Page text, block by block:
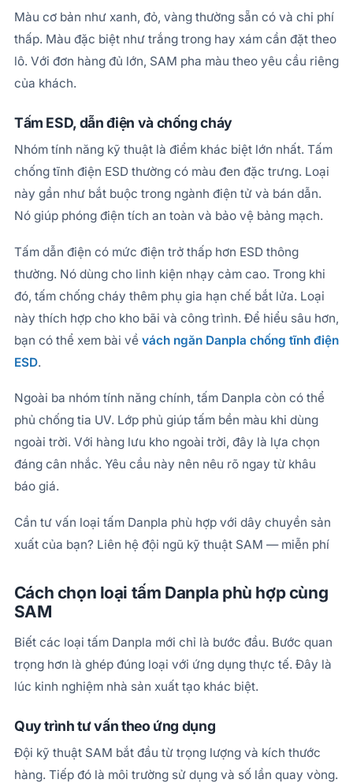
Màu cơ bản như xanh, đỏ, vàng thường sẵn có và chi phí
thấp. Màu đặc biệt như trắng trong hay xám cần đặt theo
lô. Với đơn hàng đủ lớn, SAM pha màu theo yêu cầu riêng
của khách.
Tấm ESD, dẫn điện và chống cháy
Nhóm tính năng kỹ thuật là điểm khác biệt lớn nhất. Tấm
chống tĩnh điện ESD thường có màu đen đặc trưng. Loại
này gần như bắt buộc trong ngành điện tử và bán dẫn.
Nó giúp phóng điện tích an toàn và bảo vệ bảng mạch.
Tấm dẫn điện có mức điện trở thấp hơn ESD thông
thường. Nó dùng cho linh kiện nhạy cảm cao. Trong khi
đó, tấm chống cháy thêm phụ gia hạn chế bắt lửa. Loại
này thích hợp cho kho bãi và công trình. Để hiểu sâu hơn,
bạn có thể xem bài về vách ngăn Danpla chống tĩnh điện
ESD.
Ngoài ba nhóm tính năng chính, tấm Danpla còn có thể
phủ chống tia UV. Lớp phủ giúp tấm bền màu khi dùng
ngoài trời. Với hàng lưu kho ngoài trời, đây là lựa chọn
đáng cân nhắc. Yêu cầu này nên nêu rõ ngay từ khâu
báo giá.
Cần tư vấn loại tấm Danpla phù hợp với dây chuyền sản
xuất của bạn? Liên hệ đội ngũ kỹ thuật SAM — miễn phí
Cách chọn loại tấm Danpla phù hợp cùng
SAM
Biết các loại tấm Danpla mới chỉ là bước đầu. Bước quan
trọng hơn là ghép đúng loại với ứng dụng thực tế. Đây là
lúc kinh nghiệm nhà sản xuất tạo khác biệt.
Quy trình tư vấn theo ứng dụng
Đội kỹ thuật SAM bắt đầu từ trọng lượng và kích thước
hàng. Tiếp đó là môi trường sử dụng và số lần quay vòng.